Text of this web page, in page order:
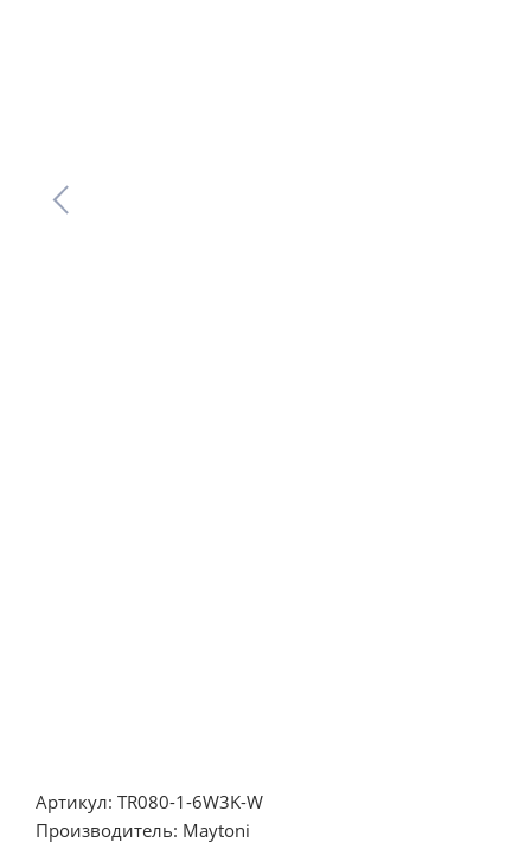
Артикул: TR080-1-6W3K-W
Производитель: Maytoni